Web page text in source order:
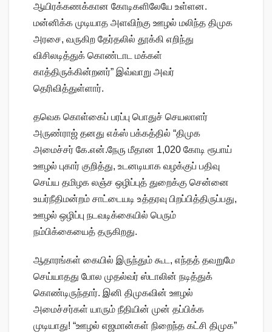
ஆயிரக்கணக்கான கோடிகளிலேயே உள்ளன.
மன்னிக்க முடியாத அளவிற்கு ஊழல் மலிந்த திமுக
அரசை, வருகிற தேர்தலில் தூக்கி எறிந்து
விசிலடித்துக் கொண்டாட மக்கள்
காத்திருக்கின்றனர்” இவ்வாறு அவர்
தெரிவித்துள்ளார்.
தவெக கொள்கைப் பரப்பு பொதுச் செயலாளர்
அருண்ராஜ் தனது எக்ஸ் பக்கத்தில் “திமுக
அமைச்சர் கே.என்.நேரு மீதான 1,020 கோடி ரூபாய்
ஊழல் புகார் குறித்து, உடனடியாக வழக்குப் பதிவு
செய்ய தமிழக லஞ்ச ஒழிப்புத் துறைக்கு சென்னை
உயர்நீதிமன்றம் சாட்டையடி உத்தரவு பிறப்பித்திருப்பது,
ஊழல் ஒழிப்பு நடவடிக்கையில் பெரும்
நம்பிக்கையைத் தருகிறது.
ஆதாரங்கள் கையில் இருந்தும் கூட, எந்தத் தவறுமே
செய்யாதது போல முதல்வர் ஸ்டாலின் நடித்துக்
கொண்டிருந்தார். இனி திமுகவின் ஊழல்
அமைச்சர்கள் யாரும் நீதியின் முன் தப்பிக்க
முடியாது! “ஊழல் எஜமான்கள் நிறைந்த கட்சி திமுக”